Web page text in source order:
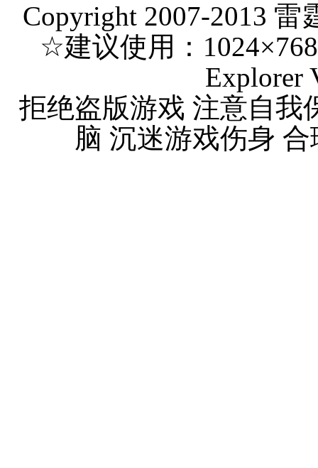
Copyright 2007-2013 雷
☆建议使用：
Explorer
拒绝盗版游戏 注意自我
脑 沉迷游戏伤身